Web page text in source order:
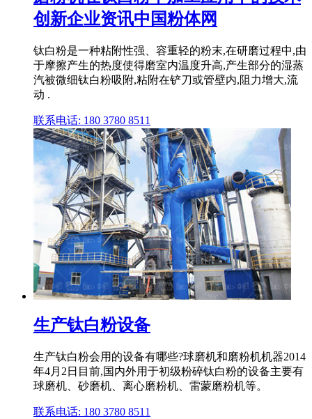
创新企业资讯中国粉体网
钛白粉是一种粘附性强、容重轻的粉末,在研磨过程中,由
于摩擦产生的热度使得磨室内温度升高,产生部分的湿蒸
汽被微细钛白粉吸附,粘附在铲刀或管壁内,阻力增大,流
动 .
联系电话: 180 3780 8511
生产钛白粉设备
生产钛白粉会用的设备有哪些?球磨机和磨粉机机器2014
年4月2日目前,国内外用于初级粉碎钛白粉的设备主要有
球磨机、砂磨机、离心磨粉机、雷蒙磨粉机等。
联系电话: 180 3780 8511